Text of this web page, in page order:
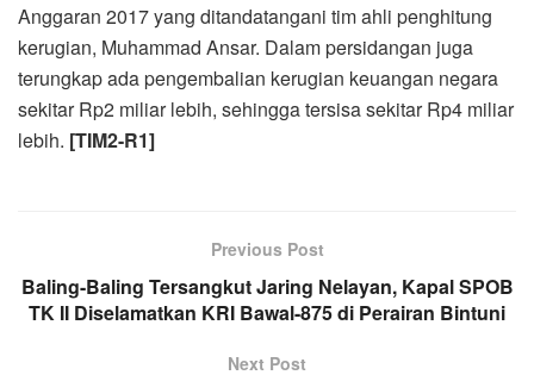
Anggaran 2017 yang ditandatangani tim ahli penghitung
kerugian, Muhammad Ansar. Dalam persidangan juga
terungkap ada pengembalian kerugian keuangan negara
sekitar Rp2 miliar lebih, sehingga tersisa sekitar Rp4 miliar
lebih. [TIM2-R1]
Previous Post
Baling-Baling Tersangkut Jaring Nelayan, Kapal SPOB
TK II Diselamatkan KRI Bawal-875 di Perairan Bintuni
Next Post